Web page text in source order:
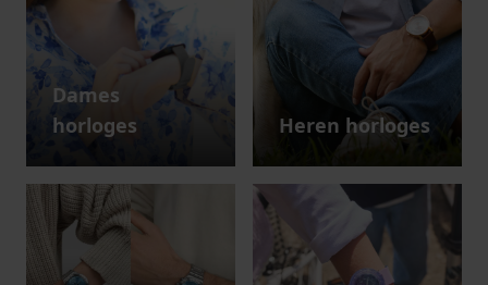
Dames
horloges
Heren horloges